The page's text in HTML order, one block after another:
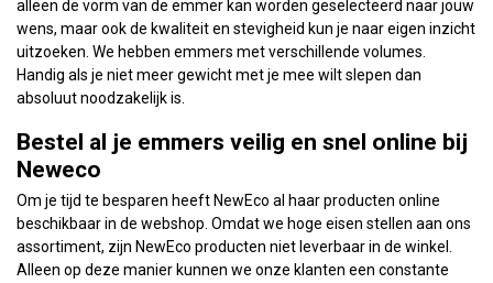
alleen de vorm van de emmer kan worden geselecteerd naar jouw
wens, maar ook de kwaliteit en stevigheid kun je naar eigen inzicht
uitzoeken. We hebben emmers met verschillende volumes.
Handig als je niet meer gewicht met je mee wilt slepen dan
absoluut noodzakelijk is.
Bestel al je emmers veilig en snel online bij
Neweco
Om je tijd te besparen heeft NewEco al haar producten online
beschikbaar in de webshop. Omdat we hoge eisen stellen aan ons
assortiment, zijn NewEco producten niet leverbaar in de winkel.
Alleen op deze manier kunnen we onze klanten een constante